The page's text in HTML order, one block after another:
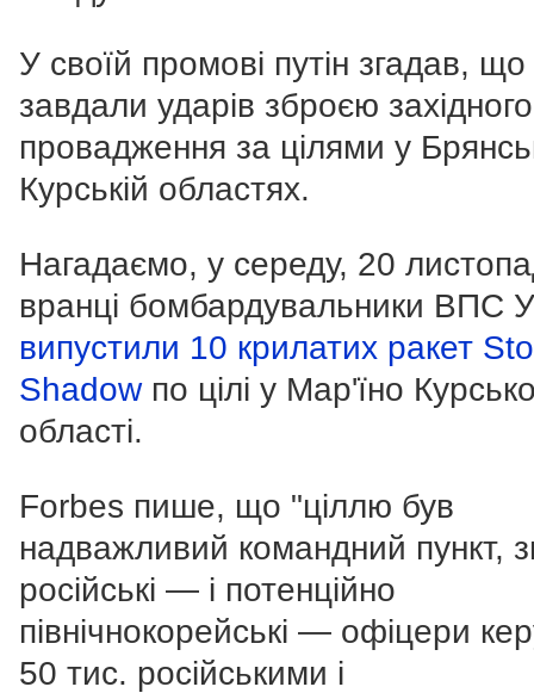
У своїй промові путін згадав,
завдали ударів зброєю західного
провадження за цілями у
Курській областях.
Нагадаємо, у середу, 20
вранці бомбардувальники ВПС
випустили 10 крилатих ракет
Shadow по цілі у Мар'їно
області.
Forbes пише, що "ціллю був
надважливий командний пункт,
російські — і потенційно
північнокорейські — офіцери
50 тис. російськими і